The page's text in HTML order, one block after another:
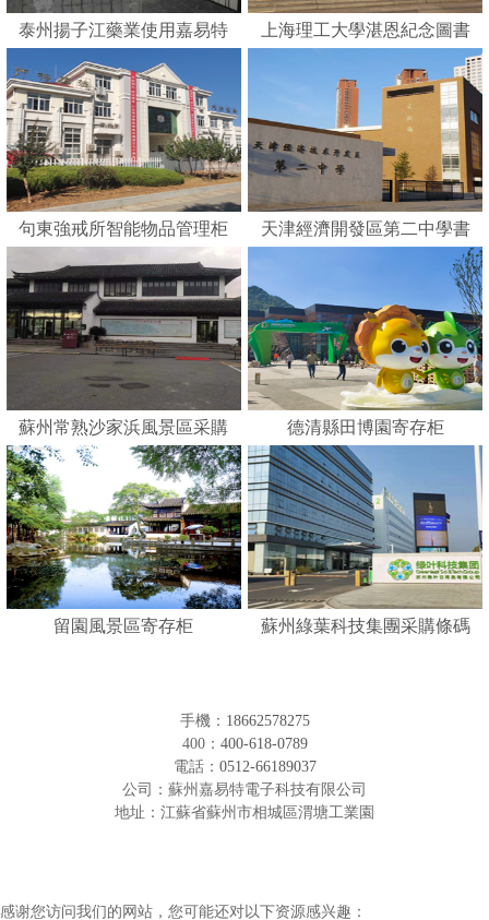
泰州揚子江藥業使用嘉易特
刷卡智能柜
上海理工大學湛恩紀念圖書
句東強戒所智能物品管理柜
天津經濟開發區第二中學書
蘇州常熟沙家浜風景區采購
人臉識別寄存柜
德清縣田博園寄存柜
留園風景區寄存柜
蘇州綠葉科技集團采購條碼
手機： 18662578275
400： 400-618-0789
電話： 0512-66189037
公司：蘇州嘉易特電子科技有限公司
地址：江蘇省蘇州市相城區渭塘工業園
感谢您访问我们的网站，您可能还对以下资源感兴趣：